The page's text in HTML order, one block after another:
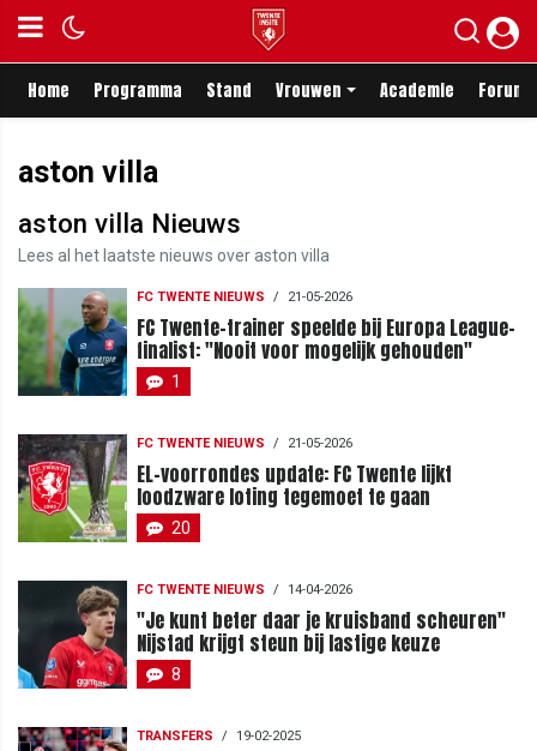
Home Programma Stand Vrouwen Academie Forum
aston villa
aston villa Nieuws
Lees al het laatste nieuws over aston villa
FC TWENTE NIEUWS / 21-05-2026
FC Twente-trainer speelde bij Europa League-
finalist: "Nooit voor mogelijk gehouden"
1
FC TWENTE NIEUWS / 21-05-2026
EL-voorrondes update: FC Twente lijkt
loodzware loting tegemoet te gaan
20
FC TWENTE NIEUWS / 14-04-2026
"Je kunt beter daar je kruisband scheuren"
Nijstad krijgt steun bij lastige keuze
8
TRANSFERS / 19-02-2025